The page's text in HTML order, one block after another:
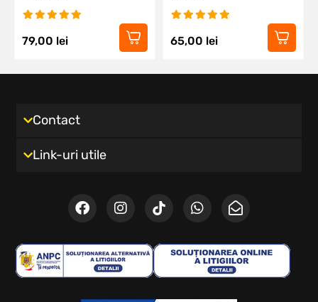
79,00 lei 65,00 lei
Contact
Link-uri utile